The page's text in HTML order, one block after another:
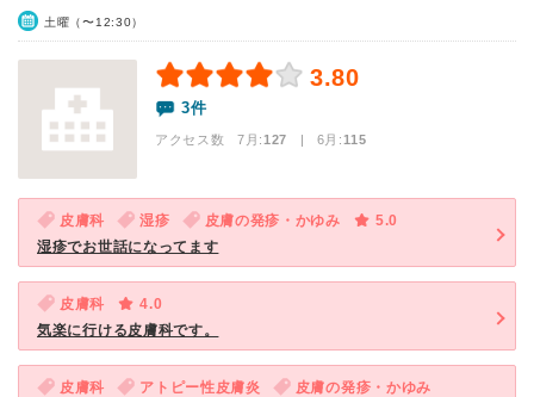
土曜（〜12:30）
3.80
3件
アクセス数 7月:127 | 6月:115
皮膚科 湿疹 皮膚の発疹・かゆみ
5.0
湿疹でお世話になってます
皮膚科
4.0
気楽に行ける皮膚科です。
皮膚科 アトピー性皮膚炎
皮膚の発疹・かゆみ